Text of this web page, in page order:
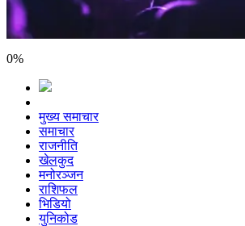
0%
मुख्य समाचार
समाचार
राजनीति
खेलकुद
मनोरञ्जन
राशिफल
भिडियो
युनिकोड